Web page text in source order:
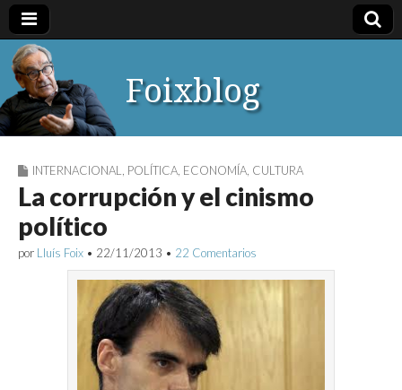
Foixblog
INTERNACIONAL POLÍTICA ECONOMÍA CULTURA
La corrupción y el cinismo
político
por Lluís Foix • 22/11/2013 • 22 Comentarios